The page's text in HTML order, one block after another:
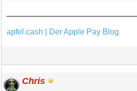
apfel.cash | Der Apple Pay Blog
Chris